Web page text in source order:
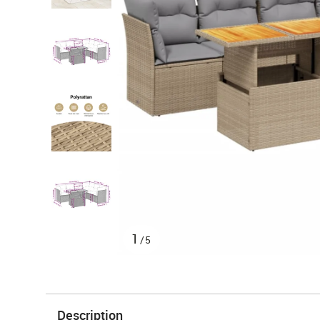
1 /5
Description